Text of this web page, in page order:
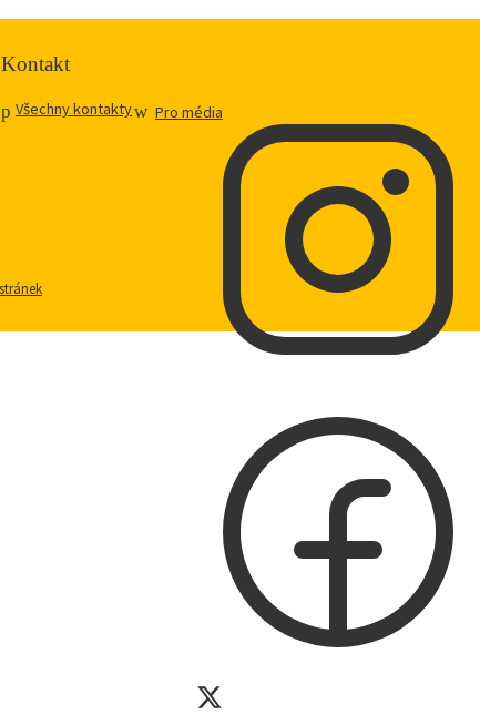
Kontakt
Všechny kontakty Pro média